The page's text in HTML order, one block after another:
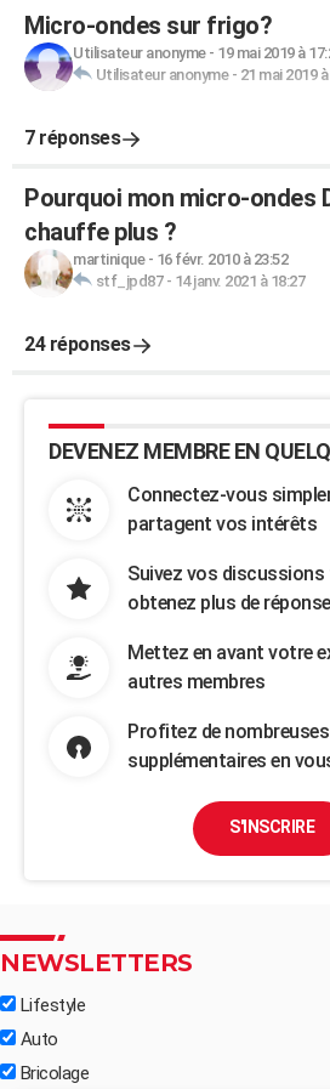
Micro-ondes sur frigo?
Utilisateur anonyme- 19 mai 2019 à
Utilisateur anonyme- 21 mai 2019
7 réponses
Pourquoi mon micro-ondes
chauffe plus ?
martinique- 16 févr. 2010 à 23:52
stf_jpd87- 14 janv. 2021 à 18:27
24 réponses
DEVENEZ MEMBRE EN
Connectez-vous
partagent vos intérêts
Suivez vos
obtenez plus de
Mettez en avant votre
autres membres
Profitez de
supplémentaires en
S'INSCRIRE
NEWSLETTERS
Lifestyle
Auto
Bricolage